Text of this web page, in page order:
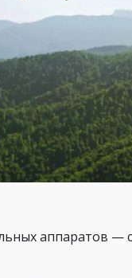
аппаратов —